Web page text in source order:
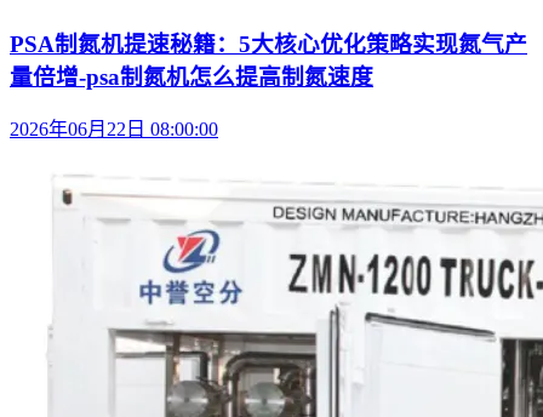
PSA制氮机提速秘籍：5大核心优化策略实现氮气产
量倍增-psa制氮机怎么提高制氮速度
2026年06月22日 08:00:00